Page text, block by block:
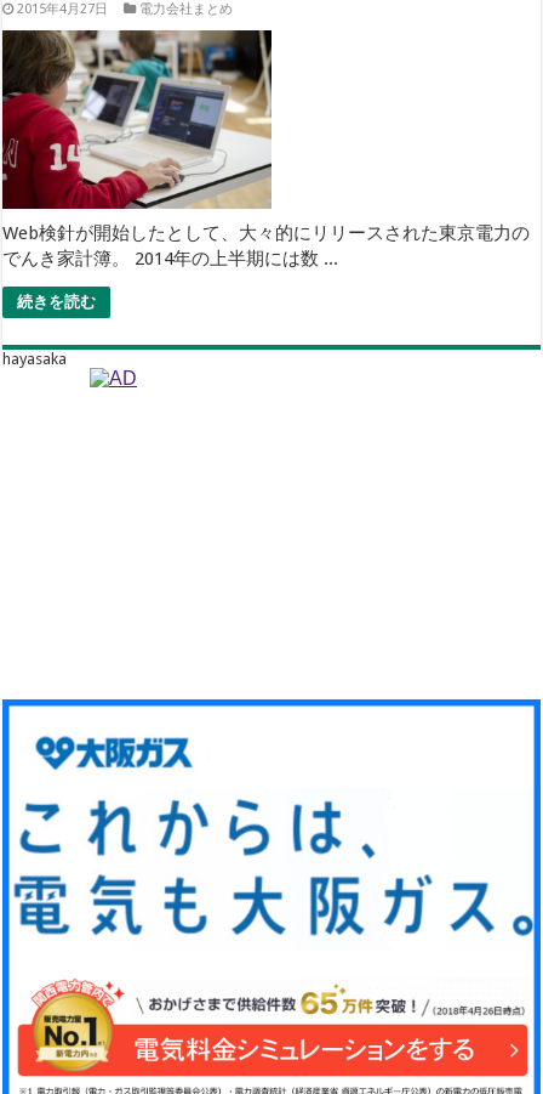
2015年4月27日 電力会社まとめ
Web検針が開始したとして、大々的にリリースされた東京電力の
でんき家計簿。 2014年の上半期には数 ...
続きを読む
hayasaka